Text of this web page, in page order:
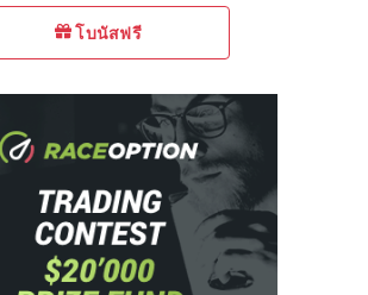
โบนัสฟรี